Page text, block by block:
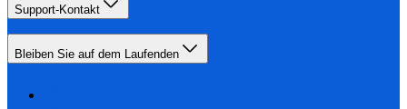
Support-Kontakt
Bleiben Sie auf dem Laufenden